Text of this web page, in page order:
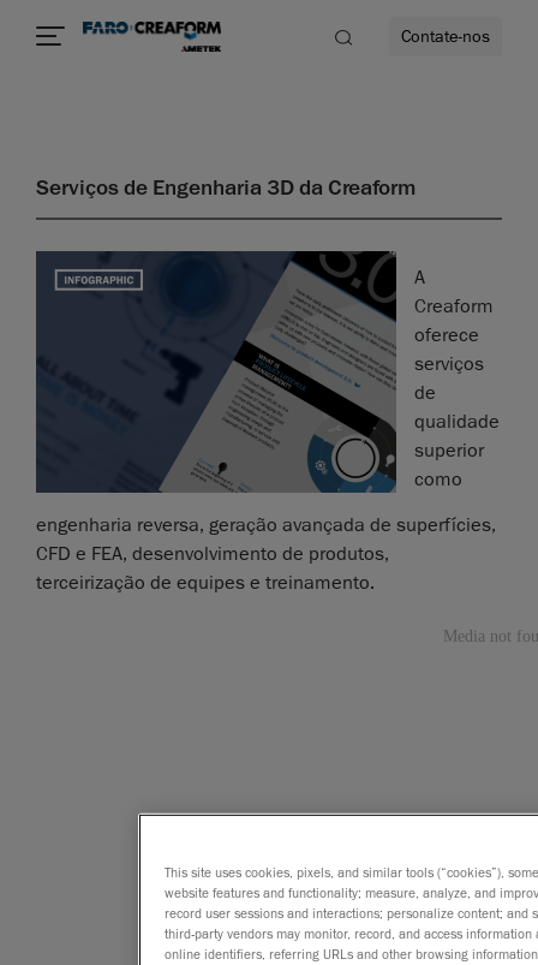
Contate-nos
Serviços de Engenharia 3D da Creaform
A
Creaform
oferece
serviços
de
qualidade
superior
como
engenharia reversa, geração avançada de superfícies,
CFD e FEA, desenvolvimento de produtos,
terceirização de equipes e treinamento.
This site uses cookies, pixels, and similar tools (“cookies”),
website features and functionality; measure, analyze, and
record user sessions and interactions; personalize content;
third-party vendors may monitor, record, and access
online identifiers, referring URLs and other browsing